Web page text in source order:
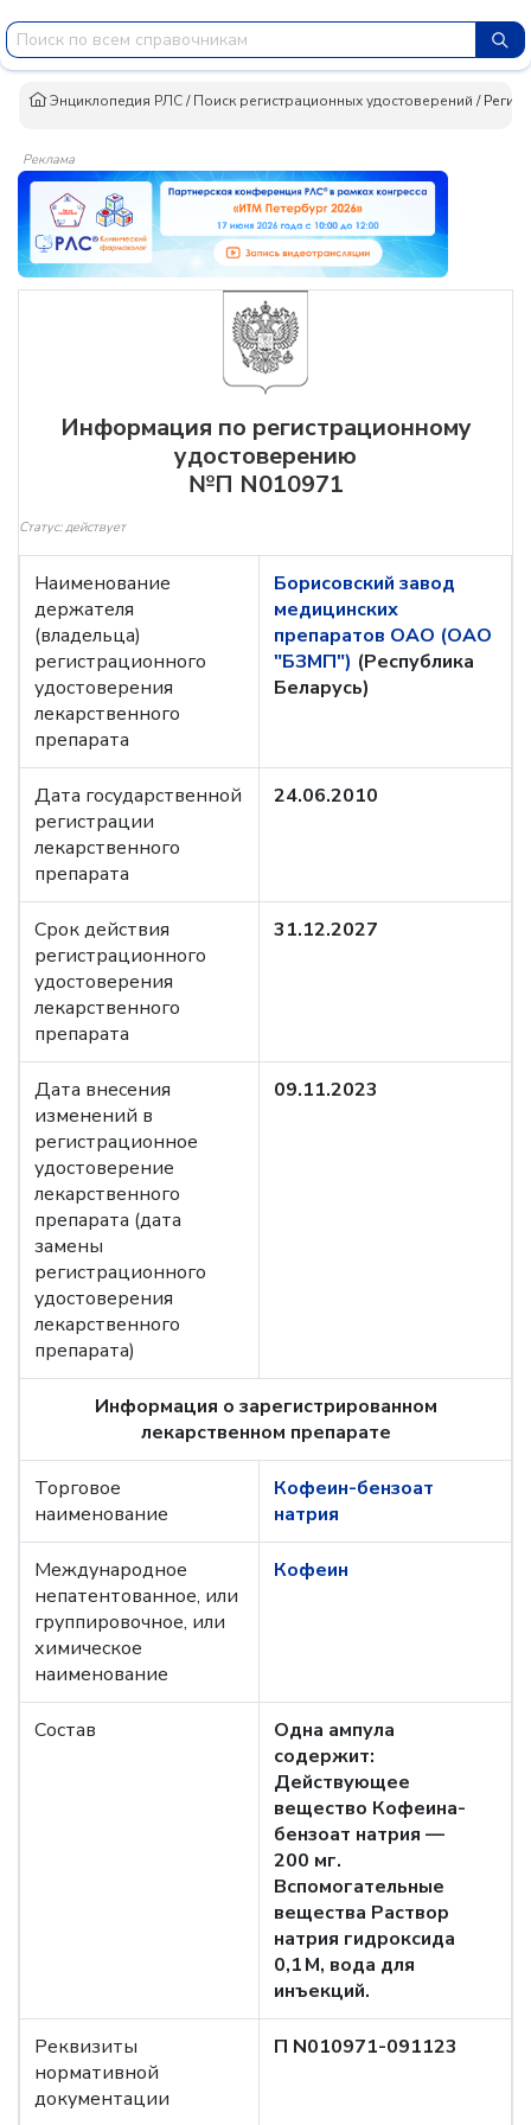
Энциклопедия РЛС/Поиск регистрационных удостоверений /
Реклама
Информация по регистрационному
удостоверению
№П N010971
Статус: действует
Наименование
держателя
(владельца)
регистрационного
удостоверения
лекарственного
препарата
Борисовский завод
медицинских
препаратов ОАО (ОАО
"БЗМП") (Республика
Беларусь)
Дата государственной
регистрации
лекарственного
препарата
24.06.2010
Срок действия
регистрационного
удостоверения
лекарственного
препарата
31.12.2027
Дата внесения
изменений в
регистрационное
удостоверение
лекарственного
препарата (дата
замены
регистрационного
удостоверения
лекарственного
препарата)
09.11.2023
Информация о зарегистрированном
лекарственном препарате
Торговое
наименование
Кофеин-бензоат
натрия
Международное
непатентованное, или
группировочное, или
химическое
наименование
Кофеин
Состав
Одна ампула
содержит:
Действующее
вещество Кофеина-
бензоат натрия —
200 мг.
Вспомогательные
вещества Раствор
натрия гидроксида
0,1 М, вода для
инъекций.
Реквизиты
нормативной
документации
П N010971-091123